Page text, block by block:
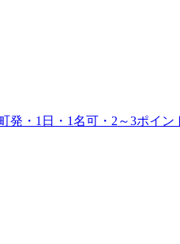
発・1日・1名可・2～3ポイ